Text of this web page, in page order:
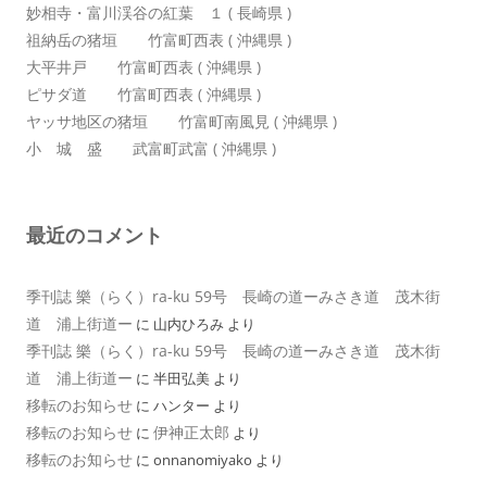
妙相寺・富川渓谷の紅葉 １ ( 長崎県 )
祖納岳の猪垣 竹富町西表 ( 沖縄県 )
大平井戸 竹富町西表 ( 沖縄県 )
ピサダ道 竹富町西表 ( 沖縄県 )
ヤッサ地区の猪垣 竹富町南風見 ( 沖縄県 )
小 城 盛 武富町武富 ( 沖縄県 )
最近のコメント
季刊誌 樂（らく）ra-ku 59号 長崎の道ーみさき道 茂木街
道 浦上街道ー に 山内ひろみ より
季刊誌 樂（らく）ra-ku 59号 長崎の道ーみさき道 茂木街
道 浦上街道ー に 半田弘美 より
移転のお知らせ に ハンター より
移転のお知らせ に 伊神正太郎 より
移転のお知らせ に onnanomiyako より